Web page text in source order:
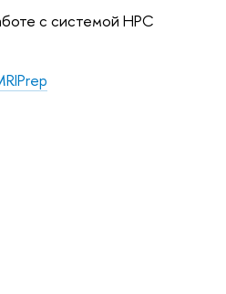
с системой HPC